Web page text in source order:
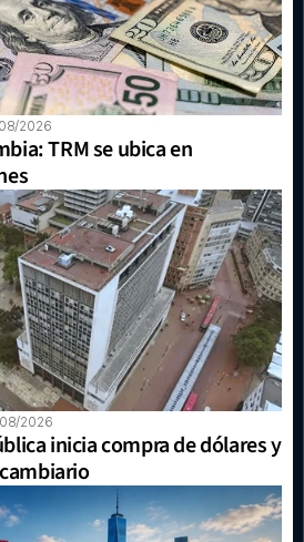
2026
TRM se ubica en
2026
inicia compra de dólares y